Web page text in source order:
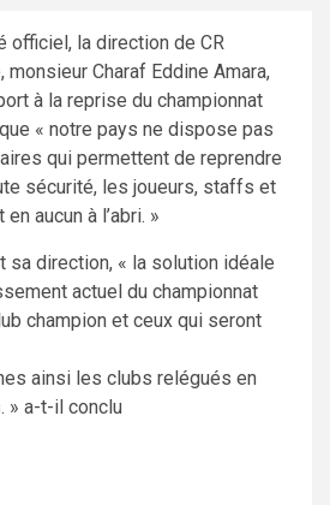
officiel, la direction de CR
monsieur Charaf Eddine Amara,
à la reprise du championnat
« notre pays ne dispose pas
qui permettent de reprendre
sécurité, les joueurs, staffs et
aucun à l’abri. »
sa direction, « la solution idéale
actuel du championnat
champion et ceux qui seront
ainsi les clubs relégués en
» a-t-il conclu